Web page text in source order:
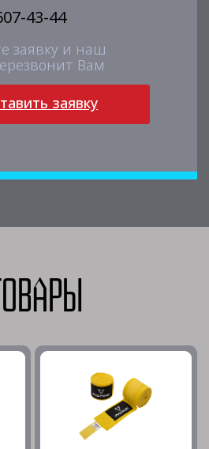
43-44
заявку и наш
Вам
заявку